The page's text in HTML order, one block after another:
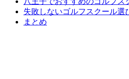
失敗しないゴルフスクール選
まとめ